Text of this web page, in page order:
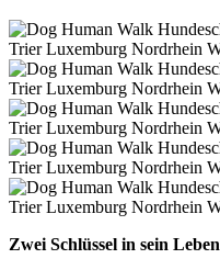
Zwei Schlüssel in sein Leben